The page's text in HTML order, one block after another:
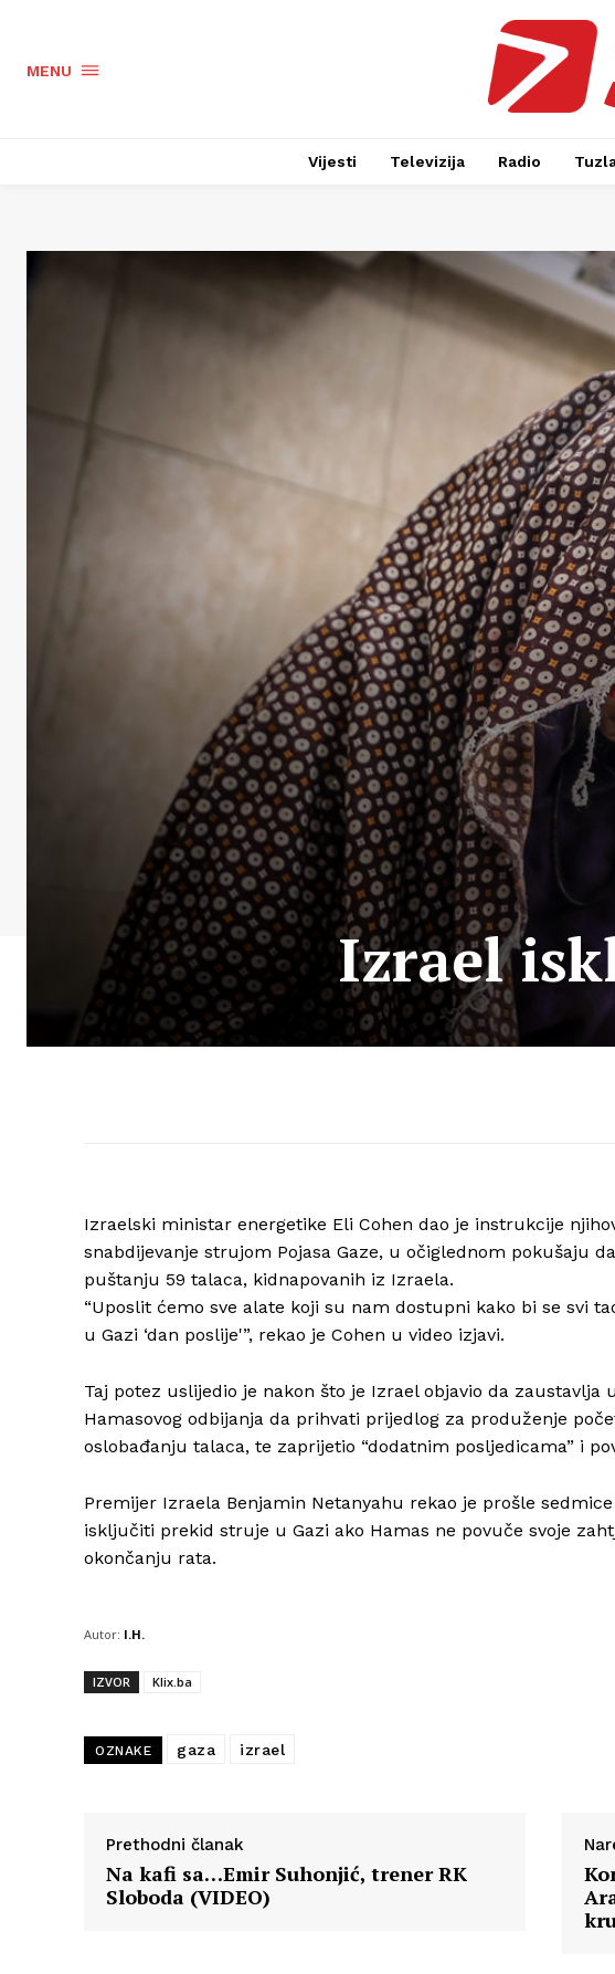
MENU
Vijesti Televizija Radio
Izrael
Izraelski ministar energetike Eli Cohen dao je instrukcije
snabdijevanje strujom Pojasa Gaze, u očiglednom pokušaju
puštanju 59 talaca, kidnapovanih iz Izraela.
“Uposlit ćemo sve alate koji su nam dostupni kako bi se svi
u Gazi ‘dan poslije'”, rekao je Cohen u video izjavi.
Taj potez uslijedio je nakon što je Izrael objavio da zaustavlja
Hamasovog odbijanja da prihvati prijedlog za produženje
oslobađanju talaca, te zaprijetio “dodatnim posljedicama” i
Premijer Izraela Benjamin Netanyahu rekao je prošle
isključiti prekid struje u Gazi ako Hamas ne povuče svoje
okončanju rata.
Autor: I.H.
IZVOR Klix.ba
OZNAKE gaza izrael
Prethodni članak
Na kafi sa…Emir Suhonjić, trener RK
Sloboda (VIDEO)